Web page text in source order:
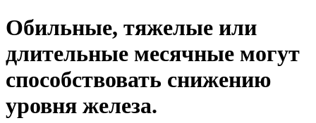
Обильные, тяжелые или
длительные месячные могут
способствовать снижению
уровня железа.